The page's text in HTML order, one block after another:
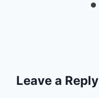
Leave a Reply